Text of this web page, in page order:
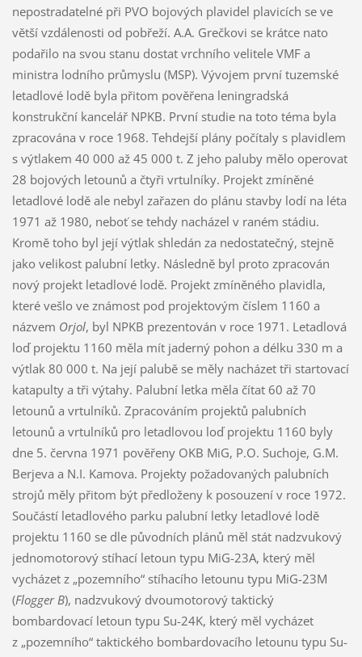
nepostradatelné při PVO bojových plavidel plavicích se ve
větší vzdálenosti od pobřeží. A.A. Grečkovi se krátce nato
podařilo na svou stanu dostat vrchního velitele VMF a
ministra lodního průmyslu (MSP). Vývojem první tuzemské
letadlové lodě byla přitom pověřena leningradská
konstrukční kancelář NPKB. První studie na toto téma byla
zpracována v roce 1968. Tehdejší plány počítaly s plavidlem
s výtlakem 40 000 až 45 000 t. Z jeho paluby mělo operovat
28 bojových letounů a čtyři vrtulníky. Projekt zmíněné
letadlové lodě ale nebyl zařazen do plánu stavby lodí na léta
1971 až 1980, neboť se tehdy nacházel v raném stádiu.
Kromě toho byl její výtlak shledán za nedostatečný, stejně
jako velikost palubní letky. Následně byl proto zpracován
nový projekt letadlové lodě. Projekt zmíněného plavidla,
které vešlo ve známost pod projektovým číslem 1160 a
názvem Orjol, byl NPKB prezentován v roce 1971. Letadlová
loď projektu 1160 měla mít jaderný pohon a délku 330 m a
výtlak 80 000 t. Na její palubě se měly nacházet tři startovací
katapulty a tři výtahy. Palubní letka měla čítat 60 až 70
letounů a vrtulníků. Zpracováním projektů palubních
letounů a vrtulníků pro letadlovou loď projektu 1160 byly
dne 5. června 1971 pověřeny OKB MiG, P.O. Suchoje, G.M.
Berjeva a N.I. Kamova. Projekty požadovaných palubních
strojů měly přitom být předloženy k posouzení v roce 1972.
Součástí letadlového parku palubní letky letadlové lodě
projektu 1160 se dle původních plánů měl stát nadzvukový
jednomotorový stíhací letoun typu MiG-23A, který měl
vycházet z „pozemního“ stíhacího letounu typu MiG-23M
(Flogger B), nadzvukový dvoumotorový taktický
bombardovací letoun typu Su-24K, který měl vycházet
z „pozemního“ taktického bombardovacího letounu typu Su-